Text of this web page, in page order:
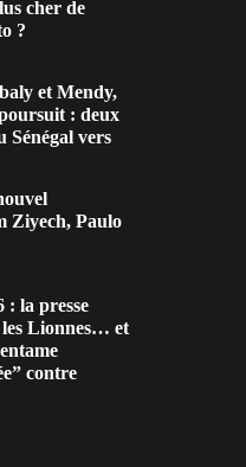
cher de
?
et Mendy,
: deux
Sénégal vers
Ziyech, Paulo
: la presse
les Lionnes… et
contre